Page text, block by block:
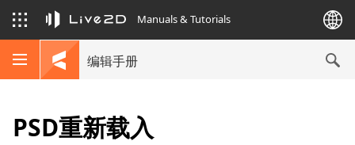
Manuals & Tutorials
编辑手册
PSD重新载入